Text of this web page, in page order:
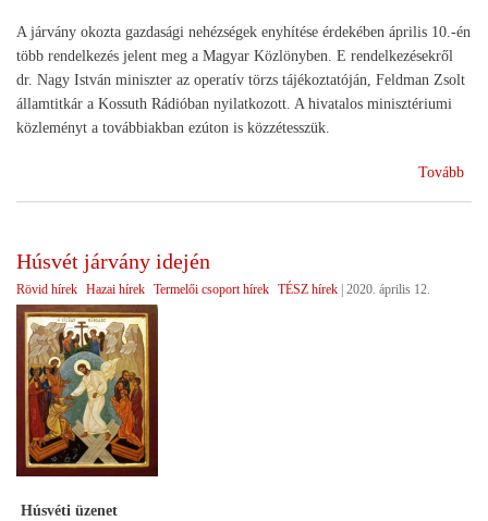
A járvány okozta gazdasági nehézségek enyhítése érdekében április 10.-én
több rendelkezés jelent meg a Magyar Közlönyben. E rendelkezésekről
dr. Nagy István miniszter az operatív törzs tájékoztatóján, Feldman Zsolt
államtitkár a Kossuth Rádióban nyilatkozott. A hivatalos minisztériumi
közleményt a továbbiakban ezúton is közzétesszük.
Tovább
Húsvét járvány idején
Rövid hírek Hazai hírek Termelői csoport hírek TÉSZ hírek 2020. április 12.
Húsvéti üzenet